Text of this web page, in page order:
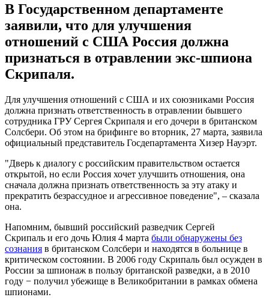
В Государственном департаменте
заявили, что для улучшения
отношений с США Россия должна
признаться в отравлении экс-шпиона
Скрипаля.
Для улучшения отношений с США и их союзниками Россия
должна признать ответственность в отравлении бывшего
сотрудника ГРУ Сергея Скрипаля и его дочери в британском
Солсбери. Об этом на брифинге во вторник, 27 марта, заявила
официальный представитель Госдепартамента Хизер Науэрт.
"Дверь к диалогу с российским правительством остается
открытой, но если Россия хочет улучшить отношения, она
сначала должна признать ответственность за эту атаку и
прекратить безрассудное и агрессивное поведение", – сказала
она.
Напомним, бывший российский разведчик Сергей
Скрипаль и его дочь Юлия 4 марта были обнаружены без
сознания в британском Солсбери и находятся в больнице в
критическом состоянии. В 2006 году Скрипаль был осужден в
России за шпионаж в пользу британской разведки, а в 2010
году − получил убежище в Великобритании в рамках обмена
шпионами.